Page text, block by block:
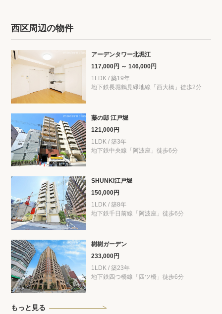
西区周辺の物件
アーデンタワー北堀江
117,000円 ～ 146,000円
1LDK / 築19年
地下鉄長堀鶴見緑地線「西大橋」徒歩2分
藤の邸 江戸堀
121,000円
1LDK / 築3年
地下鉄中央線「阿波座」徒歩6分
SHUNKI江戸堀
150,000円
1LDK / 築8年
地下鉄千日前線「阿波座」徒歩6分
樹樹ガーデン
233,000円
1LDK / 築23年
地下鉄四つ橋線「四ツ橋」徒歩6分
もっと見る